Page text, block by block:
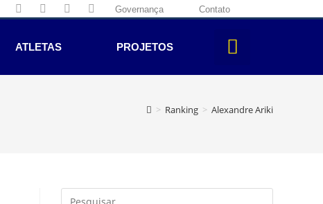
Governança Contato
ATLETAS PROJETOS
> Ranking > Alexandre Ariki